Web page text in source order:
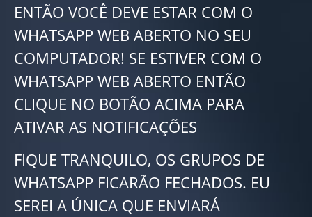
ENTÃO VOCÊ DEVE ESTAR COM O
WHATSAPP WEB ABERTO NO SEU
COMPUTADOR! SE ESTIVER COM O
WHATSAPP WEB ABERTO ENTÃO
CLIQUE NO BOTÃO ACIMA PARA
ATIVAR AS NOTIFICAÇÕES
FIQUE TRANQUILO, OS GRUPOS DE
WHATSAPP FICARÃO FECHADOS. EU
SEREI A ÚNICA QUE ENVIARÁ